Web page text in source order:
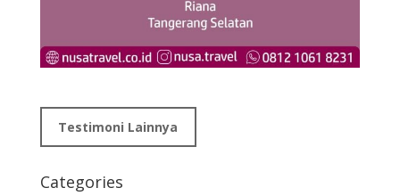
Testimoni Lainnya
Categories